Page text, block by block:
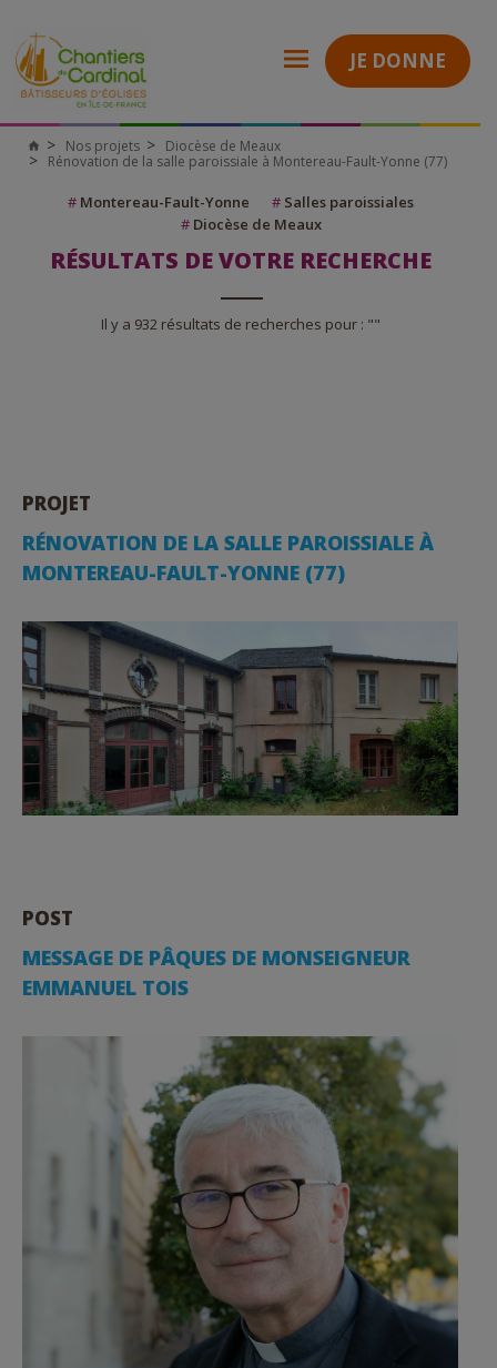
JE DONNE
Nos projets
Diocèse de Meaux
Rénovation de la salle paroissiale à Montereau-Fault-Yonne (77)
#Montereau-Fault-Yonne #Salles paroissiales
# Diocèse de Meaux
RÉSULTATS DE VOTRE RECHERCHE
Il y a 932 résultats de recherches pour : ""
PROJET
RÉNOVATION DE LA SALLE PAROISSIALE À
MONTEREAU-FAULT-YONNE (77)
POST
MESSAGE DE PÂQUES DE MONSEIGNEUR
EMMANUEL TOIS